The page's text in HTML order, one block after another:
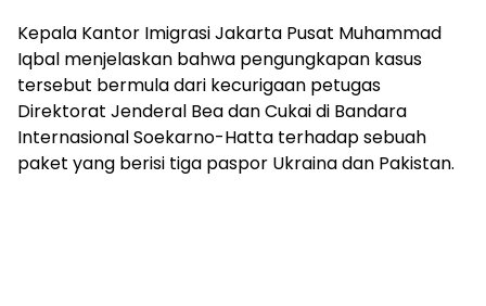
Kepala Kantor Imigrasi Jakarta Pusat Muhammad
Iqbal menjelaskan bahwa pengungkapan kasus
tersebut bermula dari kecurigaan petugas
Direktorat Jenderal Bea dan Cukai di Bandara
Internasional Soekarno-Hatta terhadap sebuah
paket yang berisi tiga paspor Ukraina dan Pakistan.